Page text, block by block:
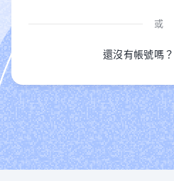
或
還沒有帳號嗎？